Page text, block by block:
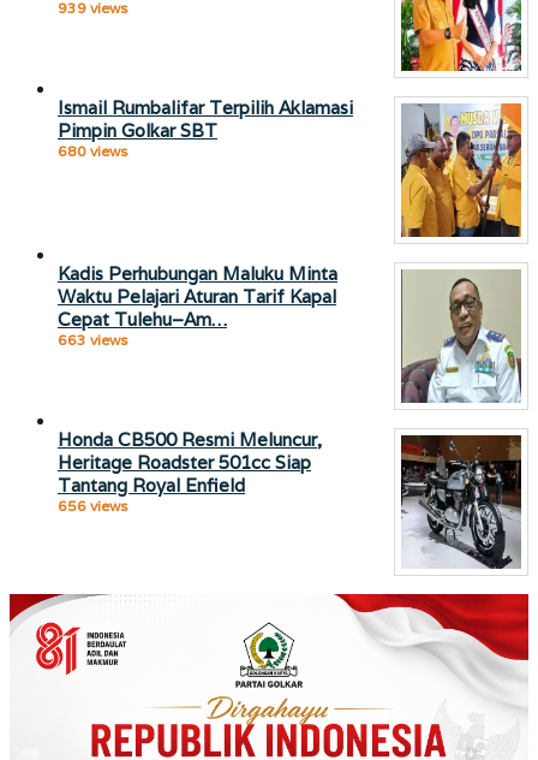
939 views
Ismail Rumbalifar Terpilih Aklamasi
Pimpin Golkar SBT
680 views
Kadis Perhubungan Maluku Minta
Waktu Pelajari Aturan Tarif Kapal
Cepat Tulehu–Am…
663 views
Honda CB500 Resmi Meluncur,
Heritage Roadster 501cc Siap
Tantang Royal Enfield
656 views